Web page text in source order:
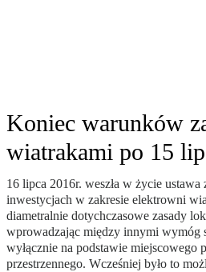
Koniec warunków
wiatrakami po 15
16 lipca 2016r. weszła w życie ustawa
inwestycjach w zakresie elektrowni
diametralnie dotychczasowe zasady
wprowadzając między innymi wymóg
wyłącznie na podstawie miejscowego
przestrzennego. Wcześniej było to